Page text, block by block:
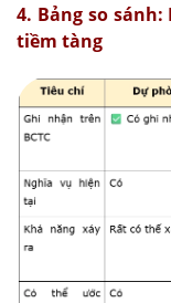
4. Bảng so
tiềm tàng